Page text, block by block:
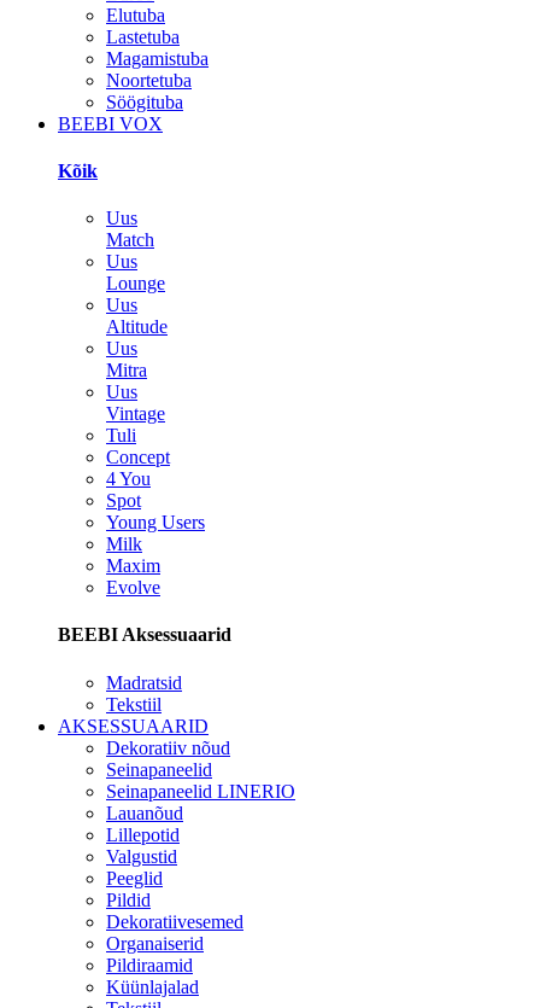
Elutuba
Lastetuba
Magamistuba
Noortetuba
Söögituba
BEEBI VOX
Kõik
Uus
Match
Uus
Lounge
Uus
Altitude
Uus
Mitra
Uus
Vintage
Tuli
Concept
4 You
Spot
Young Users
Milk
Maxim
Evolve
BEEBI Aksessuaarid
Madratsid
Tekstiil
AKSESSUAARID
Dekoratiiv nõud
Seinapaneelid
Seinapaneelid LINERIO
Lauanõud
Lillepotid
Valgustid
Peeglid
Pildid
Dekoratiivesemed
Organaiserid
Pildiraamid
Küünlajalad